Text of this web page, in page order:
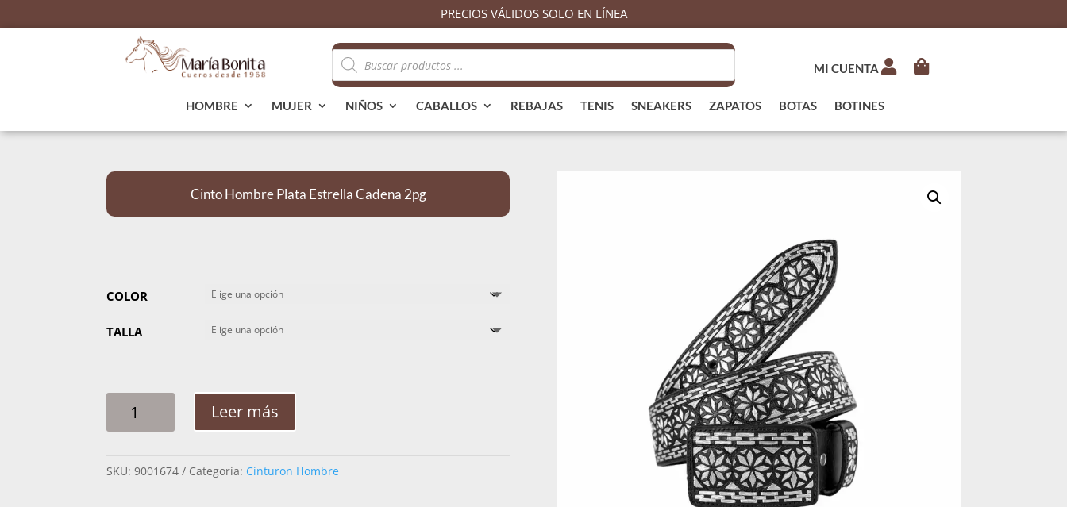
PRECIOS VÁLIDOS SOLO EN LÍNEA
Búsqueda
de
productos
MI CUENTA
HOMBRE MUJER NIÑOS CABALLOS REBAJAS TENIS SNEAKERS ZAPATOS BOTAS BOTINES
Cinto Hombre Plata Estrella Cadena 2pg
COLOR
TALLA
HOMBRE
CADENA
Leer más
SKU:9001674 Categoría: Cinturon Hombre